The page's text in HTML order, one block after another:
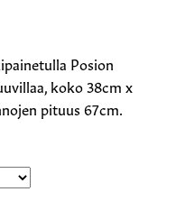
Posion
koko 38cm x
pituus 67cm.